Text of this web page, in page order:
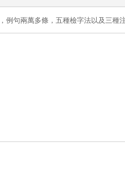
句兩萬多條，五種檢字法以及三種